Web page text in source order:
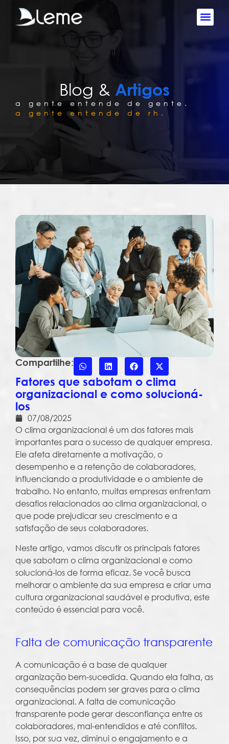
Blog & Artigos
a gente entende de gente.
a gente entende de rh.
Compartilhe:
Fatores que sabotam o clima
organizacional e como solucioná-
los
07/08/2025
O clima organizacional é um dos fatores mais
importantes para o sucesso de qualquer empresa.
Ele afeta diretamente a motivação, o
desempenho e a retenção de colaboradores,
influenciando a produtividade e o ambiente de
trabalho. No entanto, muitas empresas enfrentam
desafios relacionados ao clima organizacional, o
que pode prejudicar seu crescimento e a
satisfação de seus colaboradores.
Neste artigo, vamos discutir os principais fatores
que sabotam o clima organizacional e como
solucioná-los de forma eficaz. Se você busca
melhorar o ambiente da sua empresa e criar uma
cultura organizacional saudável e produtiva, este
conteúdo é essencial para você.
Falta de comunicação transparente
A comunicação é a base de qualquer
organização bem-sucedida. Quando ela falha, as
consequências podem ser graves para o clima
organizacional. A falta de comunicação
transparente pode gerar desconfiança entre os
colaboradores, mal-entendidos e até conflitos.
Isso, por sua vez, diminui o engajamento e a